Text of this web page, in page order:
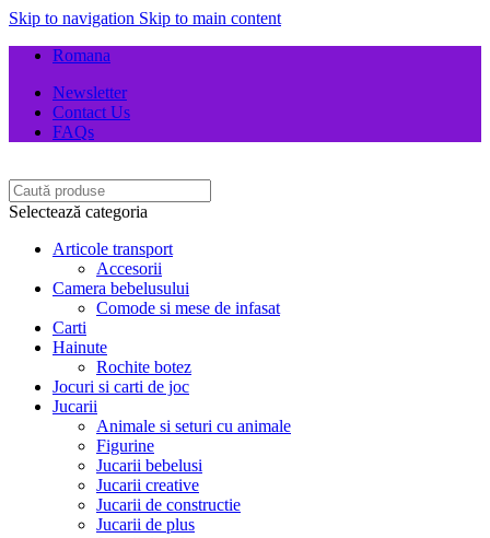
Skip to navigation Skip to main content
Romana
Newsletter
Contact Us
FAQs
Selectează categoria
Articole transport
Accesorii
Camera bebelusului
Comode si mese de infasat
Carti
Hainute
Rochite botez
Jocuri si carti de joc
Jucarii
Animale si seturi cu animale
Figurine
Jucarii bebelusi
Jucarii creative
Jucarii de constructie
Jucarii de plus